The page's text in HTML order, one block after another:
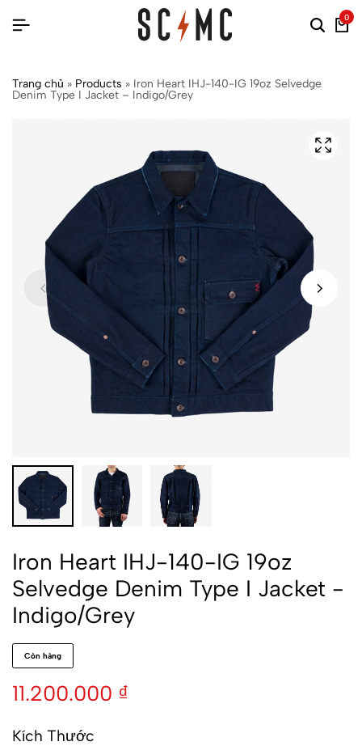
0
Trang chủ » Products » Iron Heart IHJ-140-IG 19oz Selvedge
Denim Type I Jacket – Indigo/Grey
Iron Heart IHJ-140-IG 19oz
Selvedge Denim Type I Jacket -
Indigo/Grey
Còn hàng
11.200.000 ₫
Kích Thước